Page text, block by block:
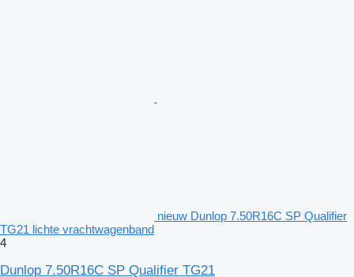
nieuw Dunlop 7.50R16C SP Qualifier
TG21 lichte vrachtwagenband
4
Dunlop 7.50R16C SP Qualifier TG21